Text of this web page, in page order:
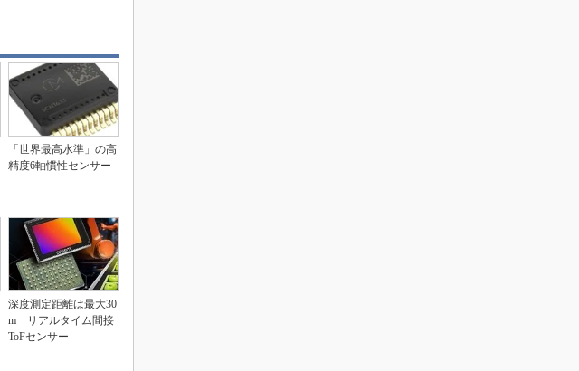
「世界最高水準」の高
精度6軸慣性センサー
深度測定距離は最大30
m リアルタイム間接
ToFセンサー